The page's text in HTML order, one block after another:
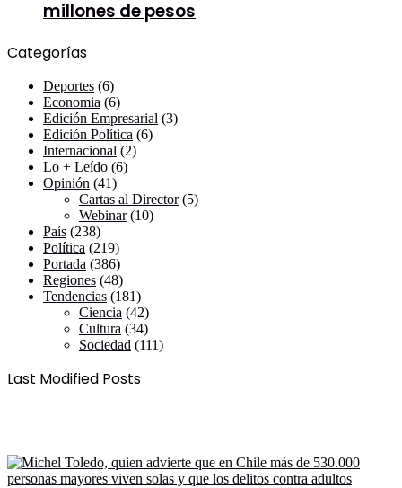
millones de pesos
Categorías
Deportes (6)
Economia (6)
Edición Empresarial (3)
Edición Política (6)
Internacional (2)
Lo + Leído (6)
Opinión (41)
Cartas al Director(5)
Webinar(10)
País (238)
Política (219)
Portada (386)
Regiones (48)
Tendencias (181)
Ciencia (42)
Cultura (34)
Sociedad (111)
Last Modified Posts